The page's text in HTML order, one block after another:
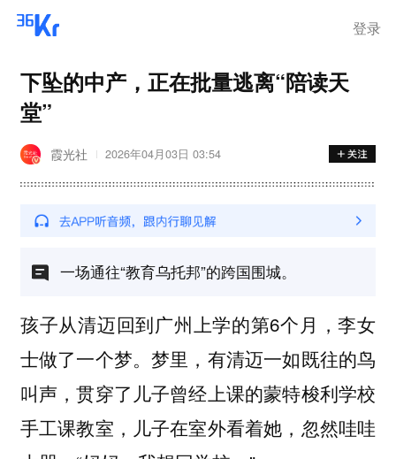
登录
下坠的中产，正在批量逃离“陪读天
堂”
霞光社 2026年04月03日 03:54
一场通往“教育乌托邦”的跨国围城。
孩子从清迈回到广州上学的第6个月，李女
士做了一个梦。梦里，有清迈一如既往的鸟
叫声，贯穿了儿子曾经上课的蒙特梭利学校
手工课教室，儿子在室外看着她，忽然哇哇